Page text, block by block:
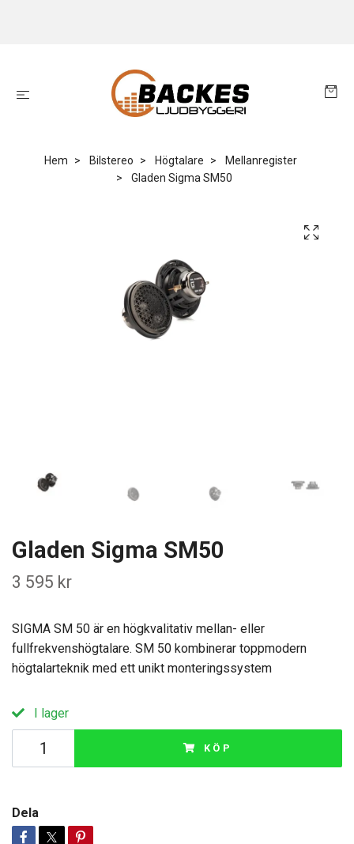
Hem Bilstereo Högtalare
Mellanregister
Gladen Sigma SM50
Gladen Sigma SM50
3 595 kr
SIGMA SM 50 är en högkvalitativ mellan- eller
fullfrekvenshögtalare. SM 50 kombinerar toppmodern
högtalarteknik med ett unikt monteringssystem
I lager
KÖP
Dela